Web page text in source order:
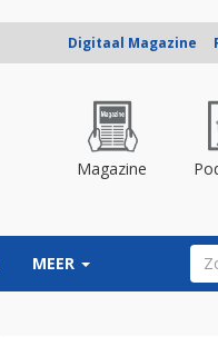
Digitaal Magazine
Magazine
MEER